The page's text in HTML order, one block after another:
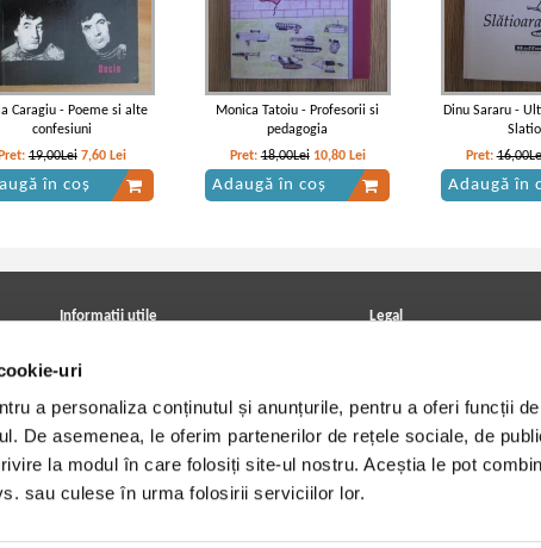
uri
a personaliza conținutul și anunțurile, pentru a oferi funcții
De asemenea, le oferim partenerilor de rețele sociale, de
la modul în care folosiți site-ul nostru. Aceștia le pot
sau culese în urma folosirii serviciilor lor.
Caragiu - Poeme si alte
confesiuni
Pret:19,00Lei 7,60 Lei
în coș
Monica Tatoiu - Profesorii si
pedagogia
Pret:18,00Lei 10,80 Lei
Adaugă în coș
Dinu Sararu -
Pret:
Adaugă în
Informatii utile
Achizitii viniluri, casete, CD/DVD
Cum cumpar?
Politica de livrare
Retur comenzi
Angajari - Cariere
Legal
Termeni si conditii
Utilizare cookie-uri